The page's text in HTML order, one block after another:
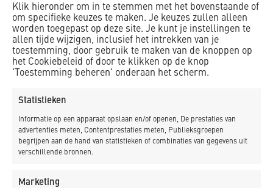
Klik hieronder om in te stemmen met het bovenstaande of
om specifieke keuzes te maken. Je keuzes zullen alleen
worden toegepast op deze site. Je kunt je instellingen te
allen tijde wijzigen, inclusief het intrekken van je
toestemming, door gebruik te maken van de knoppen op
het Cookiebeleid of door te klikken op de knop
'Toestemming beheren' onderaan het scherm.
Statistieken
Informatie op een apparaat opslaan en/of openen, De prestaties van
advertenties meten, Contentprestaties meten, Publieksgroepen
begrijpen aan de hand van statistieken of combinaties van gegevens uit
verschillende bronnen.
Marketing